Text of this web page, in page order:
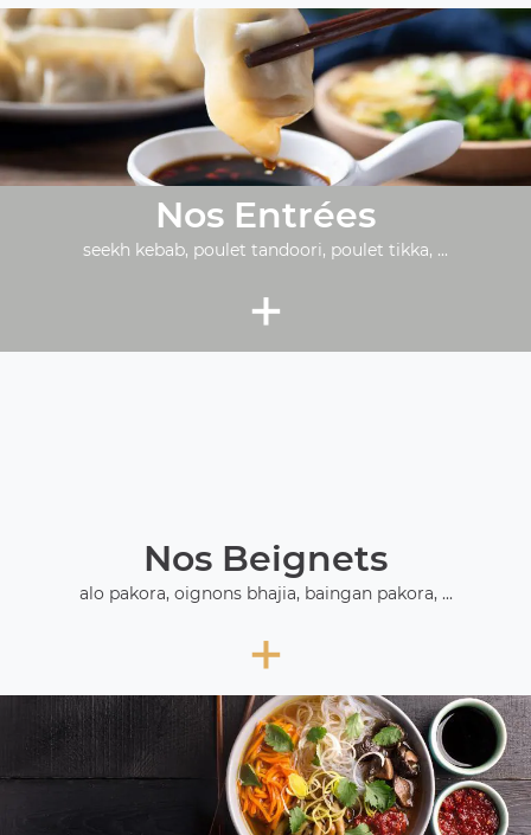
Nos Entrées
seekh kebab, poulet tandoori, poulet tikka, ...
+
Nos Beignets
alo pakora, oignons bhajia, baingan pakora, ...
+